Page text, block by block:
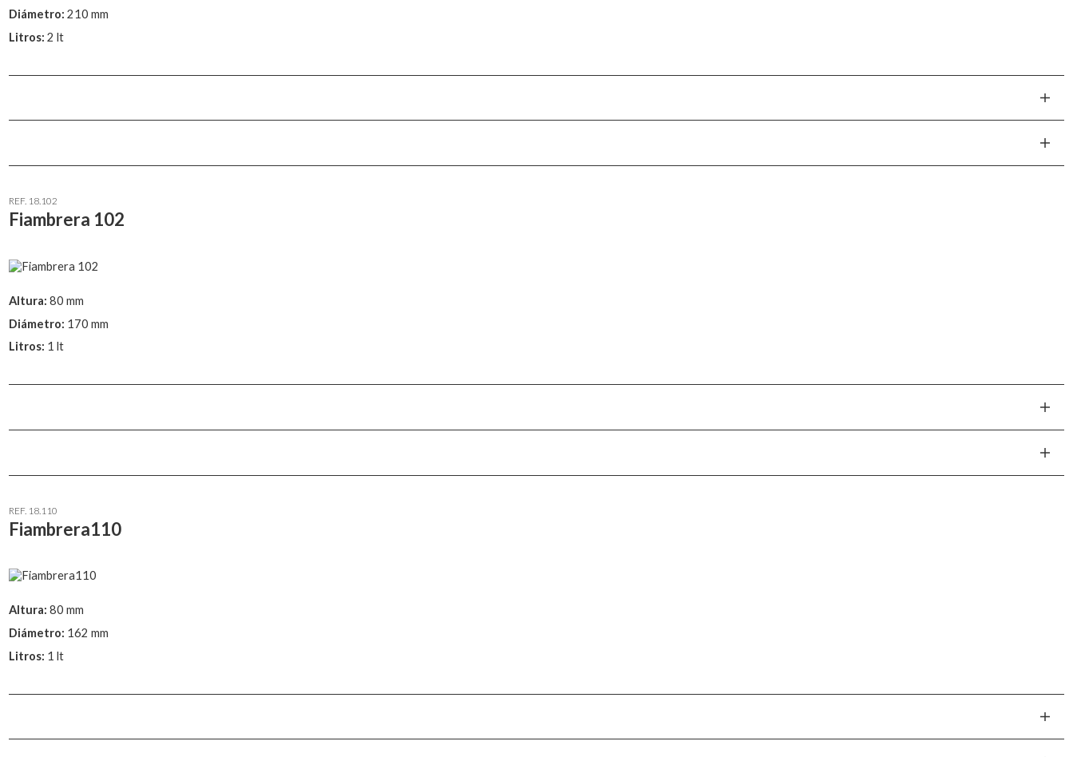
Diámetro: 210 mm
Litros: 2 lt
REF. 18.102
Fiambrera 102
Altura: 80 mm
Diámetro: 170 mm
Litros: 1 lt
REF. 18.110
Fiambrera110
Altura: 80 mm
Diámetro: 162 mm
Litros: 1 lt